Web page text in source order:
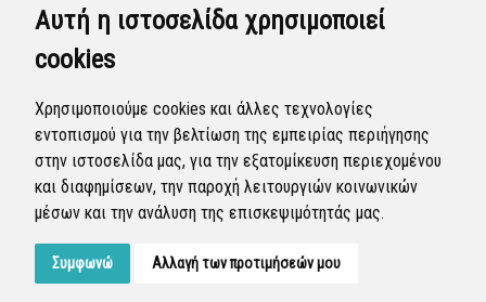
Αυτή η ιστοσελίδα χρησιμοποιεί
cookies
Χρησιμοποιούμε cookies και άλλες τεχνολογίες
εντοπισμού για την βελτίωση της εμπειρίας περιήγησης
στην ιστοσελίδα μας, για την εξατομίκευση περιεχομένου
και διαφημίσεων, την παροχή λειτουργιών κοινωνικών
μέσων και την ανάλυση της επισκεψιμότητάς μας.
Συμφωνώ Αλλαγή των προτιμήσεών μου
το κλάδεμα των δένδρων στις αυλές των σχολείων
(όπου αυτό χρειάζεται) βρίσκεται στο στάδιο της
καταγραφής. Μετά το πέρας αυτής και σε
δευτεροβάθμιας εκπαίδευσης η εργασία των
κλαδευτικών παρεμβάσεων θα ανατεθεί μελλοντικά
σε τρίτο (εργολαβία).